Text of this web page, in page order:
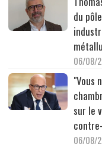
du
06/08/
"Vous
sur le
06/08/